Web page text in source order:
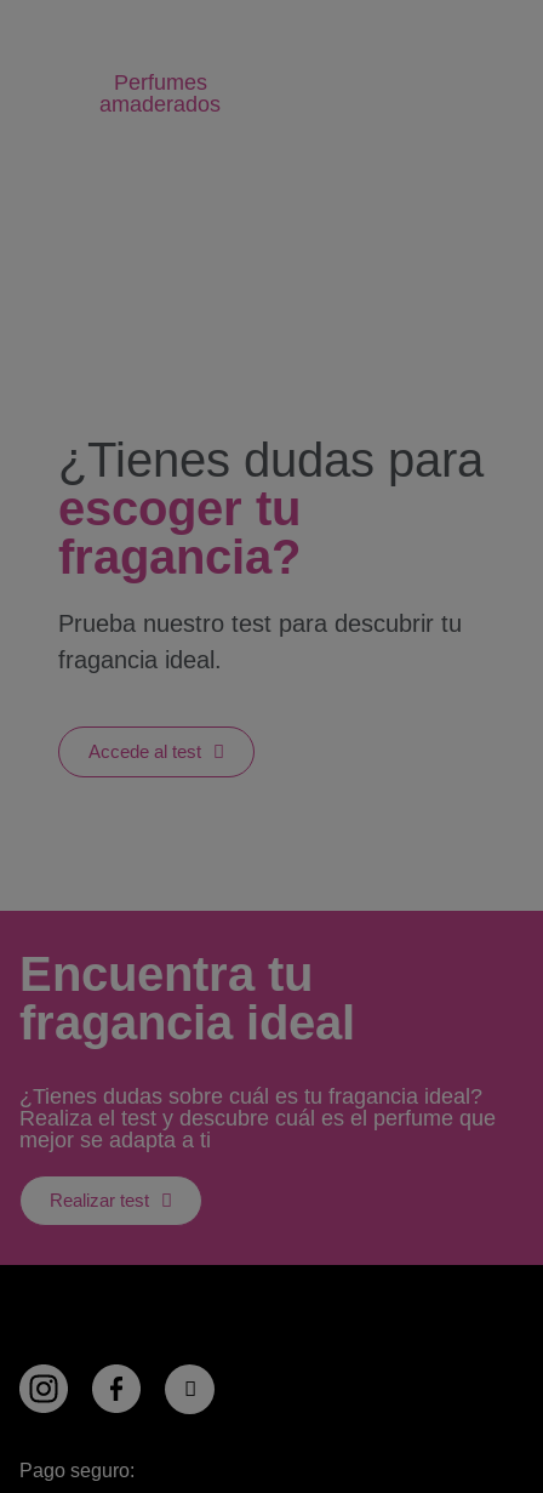
Perfumes
amaderados
¿Tienes dudas para
escoger tu
fragancia?
Prueba nuestro test para descubrir tu
fragancia ideal.
Accede al test
Encuentra tu
fragancia ideal
¿Tienes dudas sobre cuál es tu fragancia ideal?
Realiza el test y descubre cuál es el perfume que
mejor se adapta a ti
Realizar test
Pago seguro: